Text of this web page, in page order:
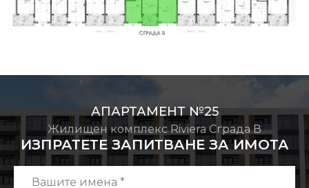
АПАРТАМЕНТ №25
Жилищен комплекс Riviera Сграда В
ИЗПРАТЕТЕ ЗАПИТВАНЕ ЗА ИМОТА